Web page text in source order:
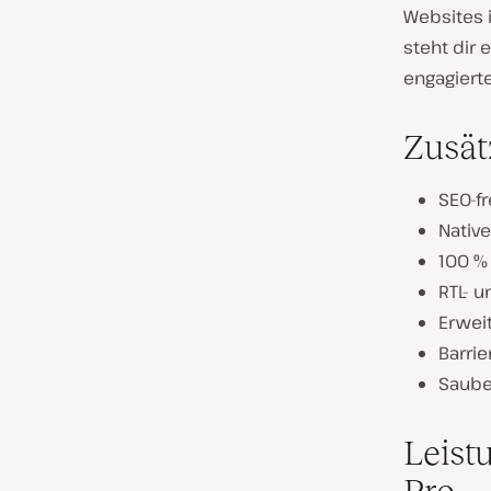
Websites
steht dir
SEO-
100
RTL-